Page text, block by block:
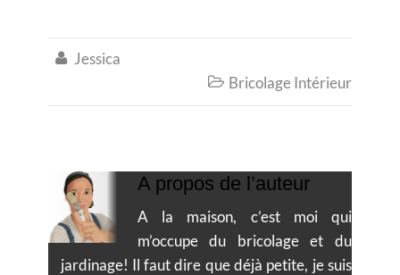
 Jessica
 Bricolage Intérieur
A propos de l’auteur
A la maison, c’est moi qui
m’occupe du bricolage et du
jardinage! Il faut dire que déjà petite, je suis